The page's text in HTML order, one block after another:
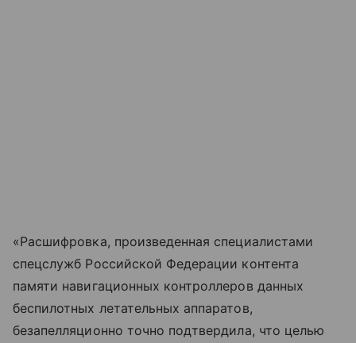
«Расшифровка, произведенная специалистами
спецслужб Российской Федерации контента
памяти навигационных контроллеров данных
беспилотных летательных аппаратов,
безапелляционно точно подтвердила, что целью